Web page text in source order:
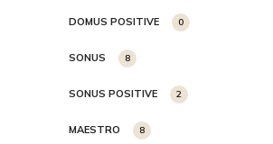
DOMUS POSITIVE 0
SONUS 8
SONUS POSITIVE 2
MAESTRO 8